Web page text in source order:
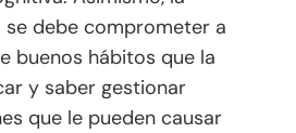
debe comprometer a
buenos hábitos que la
y saber gestionar
que le pueden causar